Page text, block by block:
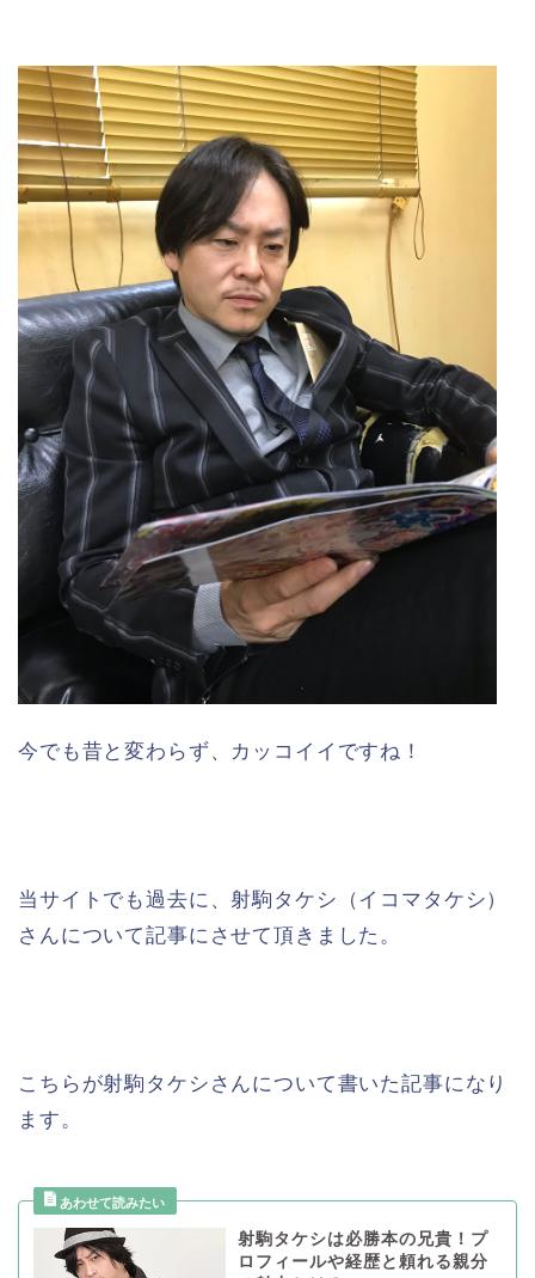
今でも昔と変わらず、カッコイイですね！
当サイトでも過去に、射駒タケシ（イコマタケシ）
さんについて記事にさせて頂きました。
こちらが射駒タケシさんについて書いた記事になり
ます。
射駒タケシは必勝本の兄貴！プ
ロフィールや経歴と頼れる親分